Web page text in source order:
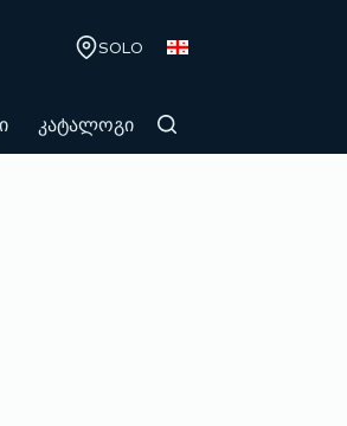
SOLO
კატალოგი